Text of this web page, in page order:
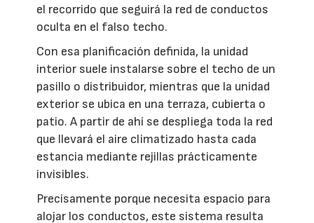
el recorrido que seguirá la red de conductos
oculta en el falso techo.
Con esa planificación definida, la unidad
interior suele instalarse sobre el techo de un
pasillo o distribuidor, mientras que la unidad
exterior se ubica en una terraza, cubierta o
patio. A partir de ahí se despliega toda la red
que llevará el aire climatizado hasta cada
estancia mediante rejillas prácticamente
invisibles.
Precisamente porque necesita espacio para
alojar los conductos, este sistema resulta